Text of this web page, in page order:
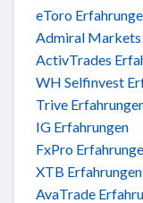
eToro
Admiral Markets
ActivTrades
WH Selfinvest
Trive
IG Erfahrungen
FxPro
XTB Erfahrungen
AvaTrade